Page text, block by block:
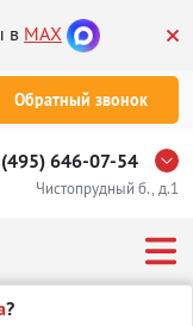
в MAX
Обратный звонок
646-07-54
Чистопрудный б., д.1
?